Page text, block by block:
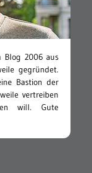
Blog 2006 aus
gegründet.
Bastion der
vertreiben
will. Gute